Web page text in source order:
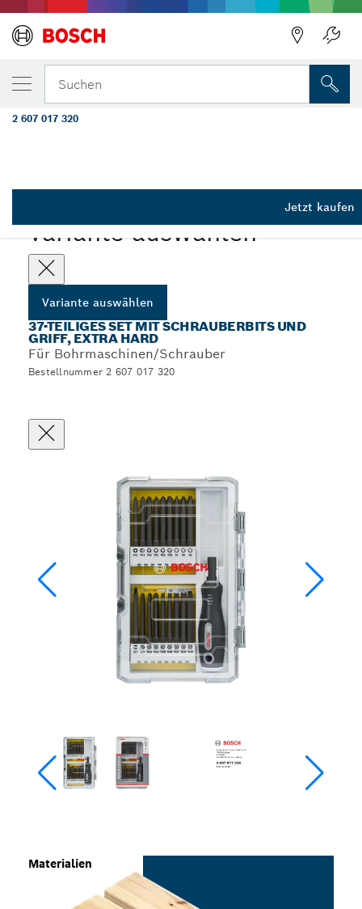
Suchen
Extra Hard Schrauberbit Mixed Sets, PH, PZ, SL, TH, TQ, H,
Variante auswählen
Variante auswählen
37-TEILIGES SET MIT SCHRAUBERBITS UND
GRIFF, EXTRA HARD
Für Bohrmaschinen/Schrauber
Bestellnummer 2 607 017 320
Materialien
DEINE AUSGEWÄHLTE VARIANTE
37-teiliges Set mit Schrauberbits und Griff,
und Bithalter
2 607 017 320
Jetzt kaufen